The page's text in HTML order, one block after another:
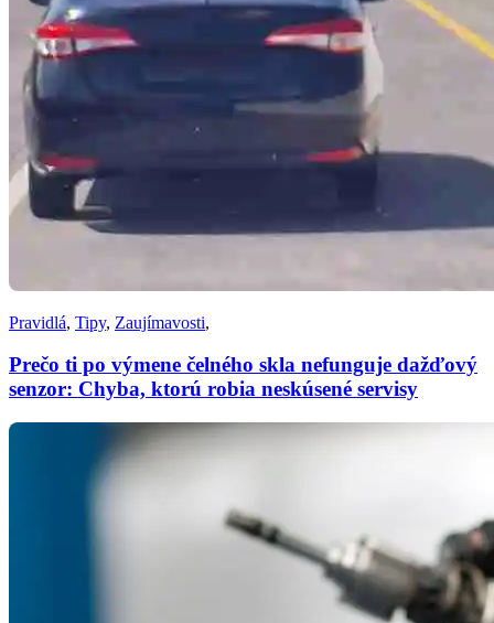
Pravidlá, Tipy, Zaujímavosti,
Prečo ti po výmene čelného skla nefunguje dažďový
senzor: Chyba, ktorú robia neskúsené servisy